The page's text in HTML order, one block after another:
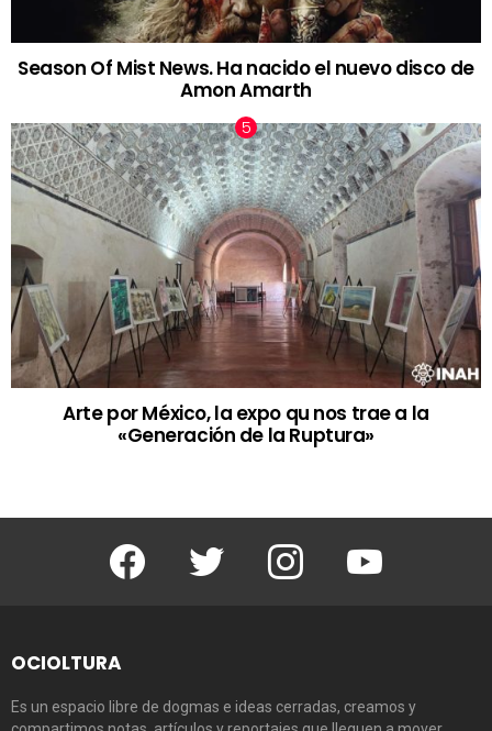
Season Of Mist News. Ha nacido el nuevo disco de
Amon Amarth
Arte por México, la expo qu nos trae a la
«Generación de la Ruptura»
Facebook Twitter Instagram Youtube
OCIOLTURA
Es un espacio libre de dogmas e ideas cerradas, creamos y